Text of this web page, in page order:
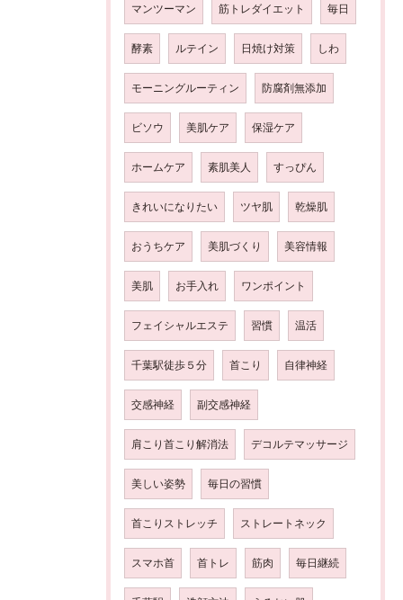
マンツーマン 筋トレダイエット 毎日
酵素 ルテイン 日焼け対策 しわ
モーニングルーティン 防腐剤無添加
ビソウ 美肌ケア 保湿ケア
ホームケア 素肌美人 すっぴん
きれいになりたい ツヤ肌 乾燥肌
おうちケア 美肌づくり 美容情報
美肌 お手入れ ワンポイント
フェイシャルエステ 習慣 温活
千葉駅徒歩５分 首こり 自律神経
交感神経 副交感神経
肩こり首こり解消法 デコルテマッサージ
美しい姿勢 毎日の習慣
首こりストレッチ ストレートネック
スマホ首 首トレ 筋肉 毎日継続